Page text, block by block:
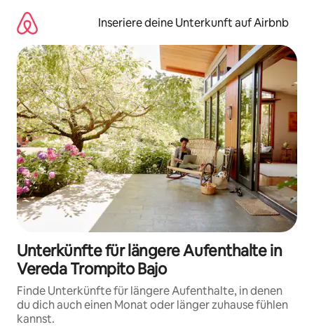
Inhalten
springen
Inseriere deine Unterkunft auf Airbnb
Unterkünfte für längere Aufenthalte in
Vereda Trompito Bajo
Finde Unterkünfte für längere Aufenthalte, in denen
du dich auch einen Monat oder länger zuhause fühlen
kannst.